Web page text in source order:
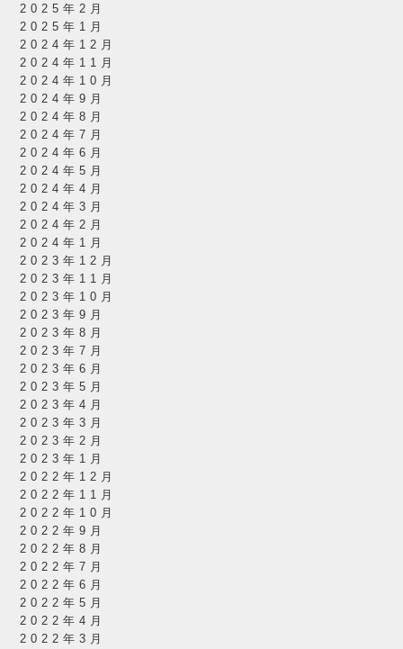
2025年2月
2025年1月
2024年12月
2024年11月
2024年10月
2024年9月
2024年8月
2024年7月
2024年6月
2024年5月
2024年4月
2024年3月
2024年2月
2024年1月
2023年12月
2023年11月
2023年10月
2023年9月
2023年8月
2023年7月
2023年6月
2023年5月
2023年4月
2023年3月
2023年2月
2023年1月
2022年12月
2022年11月
2022年10月
2022年9月
2022年8月
2022年7月
2022年6月
2022年5月
2022年4月
2022年3月